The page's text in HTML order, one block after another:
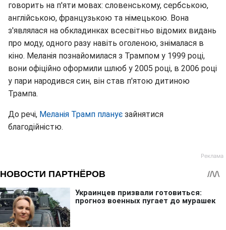
говорить на п'яти мовах: словенському, сербською,
англійською, французькою та німецькою. Вона
з'являлася на обкладинках всесвітньо відомих видань
про моду, одного разу навіть оголеною, знімалася в
кіно. Меланія познайомилася з Трампом у 1999 році,
вони офіційно оформили шлюб у 2005 році, в 2006 році
у пари народився син, він став п'ятою дитиною
Трампа.
До речі, Меланія Трамп планує зайнятися
благодійністю.